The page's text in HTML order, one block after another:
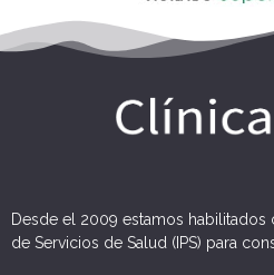
Desde el 2009 estamos habilitados
de Servicios de Salud (IPS) para